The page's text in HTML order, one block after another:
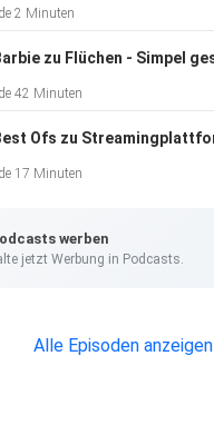
2 Minuten
42 Minuten
17 Minuten
werben
jetzt Werbung in Podcasts.
Alle Episoden anzeigen